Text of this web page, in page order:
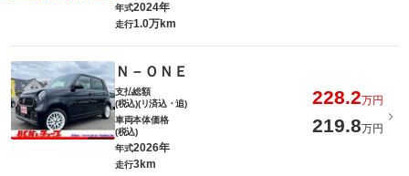
年式2024年
走行1.0万km
Ｎ－ＯＮＥ
支払総額
(税込)(リ済込・追)
228.2万円
車両本体価格
(税込)
219.8万円
年式2026年
走行3km